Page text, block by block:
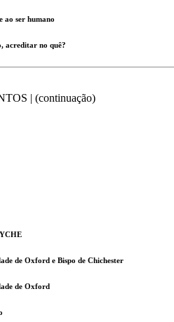
ser humano
acreditar no quê?
| (continuação)
de Oxford e Bispo de Chichester
de Oxford